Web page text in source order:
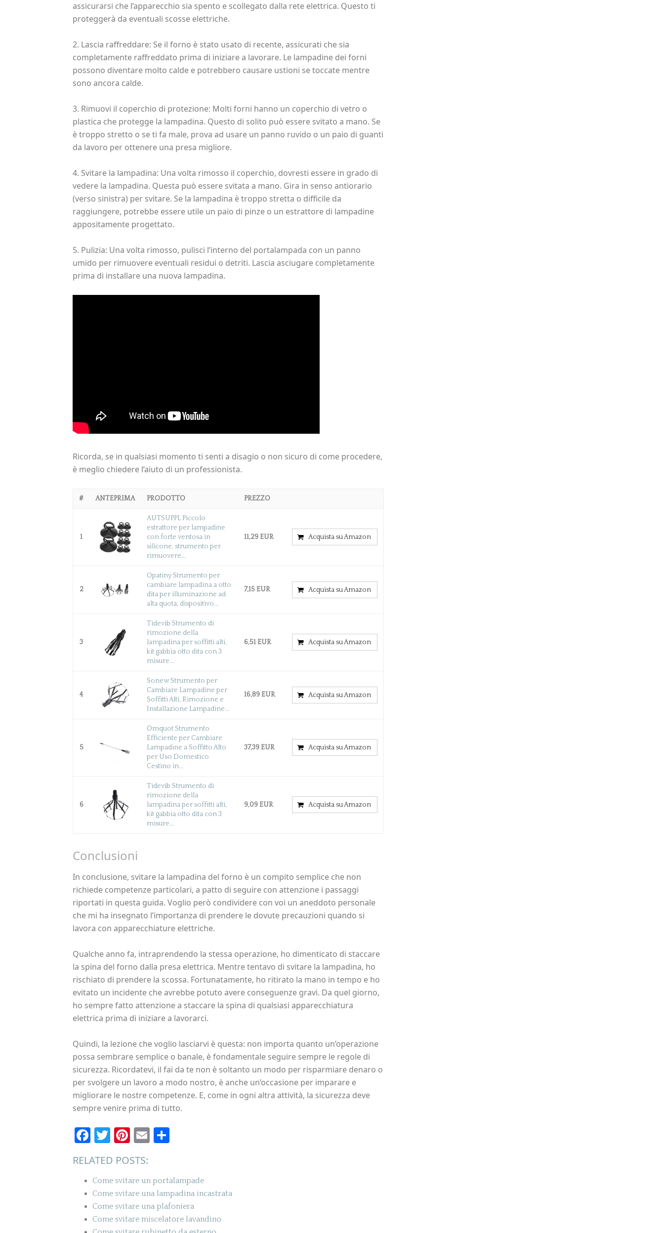
assicurarsi che l’apparecchio sia spento e scollegato dalla rete elettrica. Questo ti
proteggerà da eventuali scosse elettriche.
2. Lascia raffreddare: Se il forno è stato usato di recente, assicurati che sia
completamente raffreddato prima di iniziare a lavorare. Le lampadine dei forni
possono diventare molto calde e potrebbero causare ustioni se toccate mentre
sono ancora calde.
3. Rimuovi il coperchio di protezione: Molti forni hanno un coperchio di vetro o
plastica che protegge la lampadina. Questo di solito può essere svitato a mano. Se
è troppo stretto o se ti fa male, prova ad usare un panno ruvido o un paio di guanti
da lavoro per ottenere una presa migliore.
4. Svitare la lampadina: Una volta rimosso il coperchio, dovresti essere in grado di
vedere la lampadina. Questa può essere svitata a mano. Gira in senso antiorario
(verso sinistra) per svitare. Se la lampadina è troppo stretta o difficile da
raggiungere, potrebbe essere utile un paio di pinze o un estrattore di lampadine
appositamente progettato.
5. Pulizia: Una volta rimosso, pulisci l’interno del portalampada con un panno
umido per rimuovere eventuali residui o detriti. Lascia asciugare completamente
prima di installare una nuova lampadina.
Ricorda, se in qualsiasi momento ti senti a disagio o non sicuro di come procedere,
è meglio chiedere l’aiuto di un professionista.
# ANTEPRIMA PRODOTTO PREZZO
1
AUTSUPPL Piccolo
estrattore per lampadine
con forte ventosa in
silicone, strumento per
rimuovere...
11,29 EUR Acquista su Amazon
2
Opatiny Strumento per
cambiare lampadina a otto
dita per illuminazione ad
alta quota, dispositivo...
7,15 EUR Acquista su Amazon
3
Tidevib Strumento di
rimozione della
lampadina per soffitti alti,
kit gabbia otto dita con 3
misure...
6,51 EUR Acquista su Amazon
4
Sonew Strumento per
Cambiare Lampadine per
Soffitti Alti, Rimozione e
Installazione Lampadine...
16,89 EUR Acquista su Amazon
5
Omquot Strumento
Efficiente per Cambiare
Lampadine a Soffitto Alto
per Uso Domestico
Cestino in...
37,39 EUR Acquista su Amazon
6
Tidevib Strumento di
rimozione della
lampadina per soffitti alti,
kit gabbia otto dita con 3
misure...
9,09 EUR Acquista su Amazon
Conclusioni
In conclusione, svitare la lampadina del forno è un compito semplice che non
richiede competenze particolari, a patto di seguire con attenzione i passaggi
riportati in questa guida. Voglio però condividere con voi un aneddoto personale
che mi ha insegnato l’importanza di prendere le dovute precauzioni quando si
lavora con apparecchiature elettriche.
Qualche anno fa, intraprendendo la stessa operazione, ho dimenticato di staccare
la spina del forno dalla presa elettrica. Mentre tentavo di svitare la lampadina, ho
rischiato di prendere la scossa. Fortunatamente, ho ritirato la mano in tempo e ho
evitato un incidente che avrebbe potuto avere conseguenze gravi. Da quel giorno,
ho sempre fatto attenzione a staccare la spina di qualsiasi apparecchiatura
elettrica prima di iniziare a lavorarci.
Quindi, la lezione che voglio lasciarvi è questa: non importa quanto un’operazione
possa sembrare semplice o banale, è fondamentale seguire sempre le regole di
sicurezza. Ricordatevi, il fai da te non è soltanto un modo per risparmiare denaro o
per svolgere un lavoro a modo nostro, è anche un’occasione per imparare e
migliorare le nostre competenze. E, come in ogni altra attività, la sicurezza deve
sempre venire prima di tutto.
Facebook
Twitter
Pinterest
Email
RELATED POSTS:
Come svitare un portalampade
Come svitare una lampadina incastrata
Come svitare una plafoniera
Come svitare miscelatore lavandino